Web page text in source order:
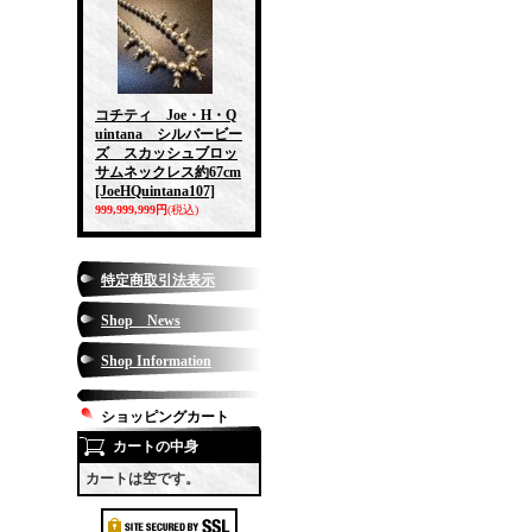
コチティ Joe・H・Q
uintana シルバービー
ズ スカッシュブロッ
サムネックレス約67cm
[JoeHQuintana107]
999,999,999円(税込)
特定商取引法表示
Shop News
Shop Information
ショッピングカート
カートの中身
カートは空です。